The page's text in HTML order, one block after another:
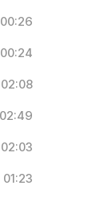
00:26
00:24
02:08
02:49
02:03
01:23